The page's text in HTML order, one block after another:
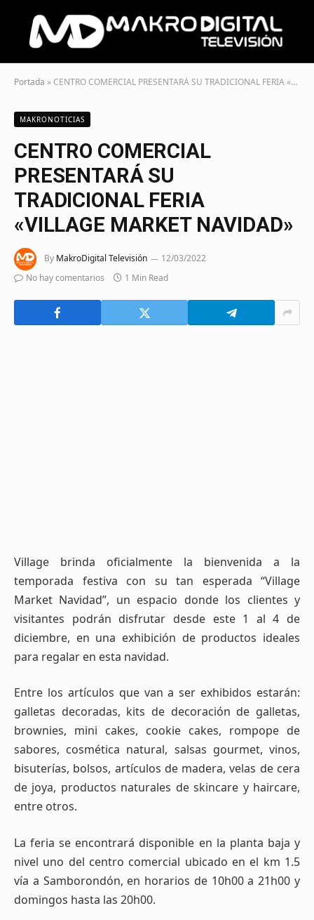
Portada »CENTRO COMERCIAL PRESENTARÁ SU TRADICIONAL FERIA «VILLAGE MARKET NAVIDAD»
MAKRONOTICIAS
CENTRO COMERCIAL
PRESENTARÁ SU
TRADICIONAL FERIA
«VILLAGE MARKET NAVIDAD»
By MakroDigital Televisión
12/03/2022
No hay comentarios
1 Min Read
Village brinda oficialmente la bienvenida a la
temporada festiva con su tan esperada “Village
Market Navidad”, un espacio donde los clientes y
visitantes podrán disfrutar desde este 1 al 4 de
diciembre, en una exhibición de productos ideales
para regalar en esta navidad.
Entre los artículos que van a ser exhibidos estarán:
galletas decoradas, kits de decoración de galletas,
brownies, mini cakes, cookie cakes, rompope de
sabores, cosmética natural, salsas gourmet, vinos,
bisuterías, bolsos, artículos de madera, velas de cera
de joya, productos naturales de skincare y haircare,
entre otros.
La feria se encontrará disponible en la planta baja y
nivel uno del centro comercial ubicado en el km 1.5
vía a Samborondón, en horarios de 10h00 a 21h00 y
domingos hasta las 20h00.